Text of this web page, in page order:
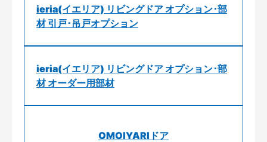
ieria(イエリア) リビングドア オプション･部
材 引戸･吊戸オプション
ieria(イエリア) リビングドア オプション･部
材 オーダー用部材
OMOIYARIドア